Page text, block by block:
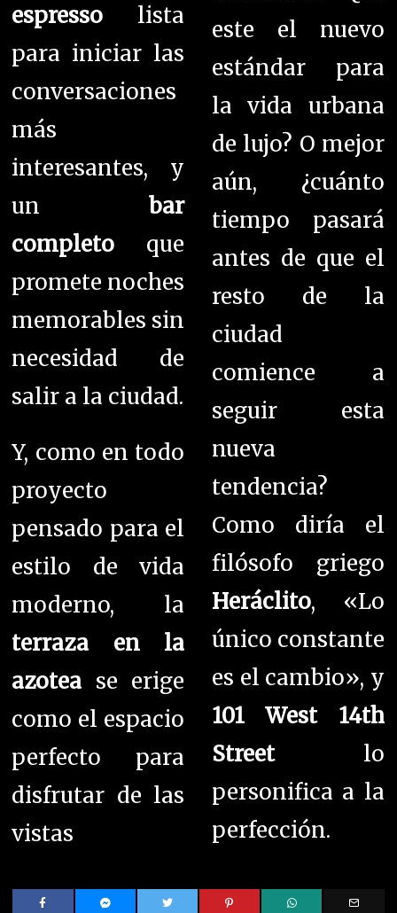
espresso lista
para iniciar las
conversaciones
más
interesantes, y
unbar
completo que
promete noches
memorables sin
necesidad de
salir a la ciudad.
Y, como en todo
proyecto
pensado para el
estilo de vida
moderno, la
terraza en la
azotea se erige
como el espacio
perfecto para
disfrutar de las
vistas
este el nuevo
estándar para
la vida urbana
de lujo? O mejor
aún, ¿cuánto
tiempo pasará
antes de que el
resto de la
ciudad
comience a
seguir esta
nueva
tendencia?
Como diría el
filósofo griego
Heráclito, «Lo
único constante
es el cambio», y
101 West 14th
Streetlo
personifica a la
perfección.